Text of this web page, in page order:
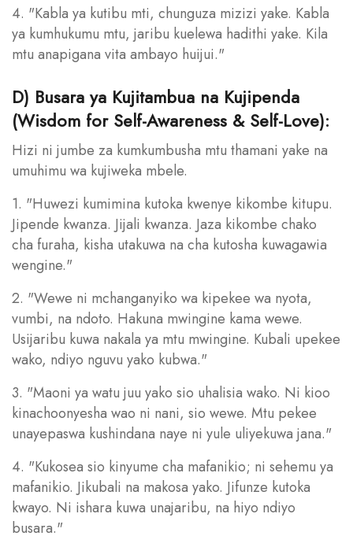
4. "Kabla ya kutibu mti, chunguza mizizi yake. Kabla
ya kumhukumu mtu, jaribu kuelewa hadithi yake. Kila
mtu anapigana vita ambayo huijui."
D) Busara ya Kujitambua na Kujipenda
(Wisdom for Self-Awareness & Self-Love):
Hizi ni jumbe za kumkumbusha mtu thamani yake na
umuhimu wa kujiweka mbele.
1. "Huwezi kumimina kutoka kwenye kikombe kitupu.
Jipende kwanza. Jijali kwanza. Jaza kikombe chako
cha furaha, kisha utakuwa na cha kutosha kuwagawia
wengine."
2. "Wewe ni mchanganyiko wa kipekee wa nyota,
vumbi, na ndoto. Hakuna mwingine kama wewe.
Usijaribu kuwa nakala ya mtu mwingine. Kubali upekee
wako, ndiyo nguvu yako kubwa."
3. "Maoni ya watu juu yako sio uhalisia wako. Ni kioo
kinachoonyesha wao ni nani, sio wewe. Mtu pekee
unayepaswa kushindana naye ni yule uliyekuwa jana."
4. "Kukosea sio kinyume cha mafanikio; ni sehemu ya
mafanikio. Jikubali na makosa yako. Jifunze kutoka
kwayo. Ni ishara kuwa unajaribu, na hiyo ndiyo
busara."